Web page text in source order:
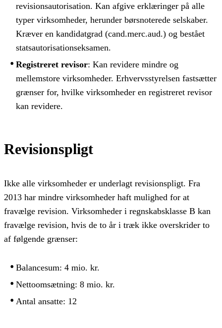
revisionsautorisation. Kan afgive erklæringer på alle
typer virksomheder, herunder børsnoterede selskaber.
Kræver en kandidatgrad (cand.merc.aud.) og bestået
statsautorisationseksamen.
Registreret revisor: Kan revidere mindre og
mellemstore virksomheder. Erhvervsstyrelsen fastsætter
grænser for, hvilke virksomheder en registreret revisor
kan revidere.
Revisionspligt
Ikke alle virksomheder er underlagt revisionspligt. Fra
2013 har mindre virksomheder haft mulighed for at
fravælge revision. Virksomheder i regnskabsklasse B kan
fravælge revision, hvis de to år i træk ikke overskrider to
af følgende grænser:
Balancesum: 4 mio. kr.
Nettoomsætning: 8 mio. kr.
Antal ansatte: 12